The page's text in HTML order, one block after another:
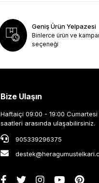
Geniş Ürün Yelpazesi
Binlerce ürün ve
seçeneği
Bize Ulaşın
Haftaiçi 09:00 - 19:00 Cumartesi
saatleri arasında ulaşabilirsiniz.
905339296375